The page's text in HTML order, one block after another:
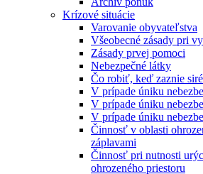
Krízové situácie
Varovanie obyvateľstva
Všeobecné zásady pri
Zásady prvej pomoci
Nebezpečné látky
Čo robiť, keď zaznie
V prípade úniku
V prípade úniku
V prípade úniku
Činnosť v oblasti
záplavami
Činnosť pri nutnosti
ohrozeného priestoru